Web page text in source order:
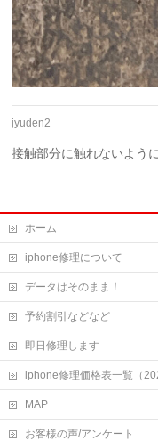
jyuden2
接触部分に触れないよう
ホーム
iphone修理について
データはそのまま！
予約割引などなど
即日修理します
iphone修理価格表一覧（
MAP
お客様の声/アンケート